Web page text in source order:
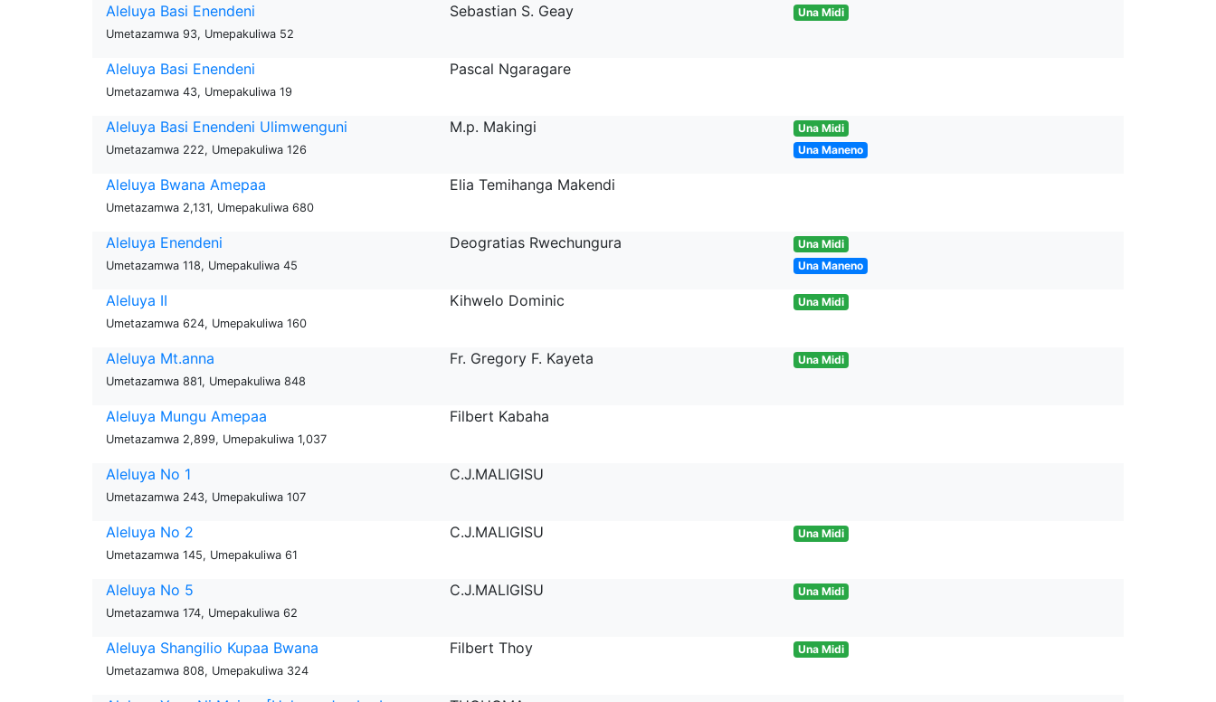
Aleluya Basi Enendeni
Umetazamwa 93, Umepakuliwa 52
Sebastian S. Geay Una Midi
Aleluya Basi Enendeni
Umetazamwa 43, Umepakuliwa 19
Pascal Ngaragare
Aleluya Basi Enendeni Ulimwenguni
Umetazamwa 222, Umepakuliwa 126
M.p. Makingi
Una Midi
Una Maneno
Aleluya Bwana Amepaa
Umetazamwa 2,131, Umepakuliwa 680
Elia Temihanga Makendi
Aleluya Enendeni
Umetazamwa 118, Umepakuliwa 45
Deogratias Rwechungura
Una Midi
Una Maneno
Aleluya II
Umetazamwa 624, Umepakuliwa 160
Kihwelo Dominic Una Midi
Aleluya Mt.anna
Umetazamwa 881, Umepakuliwa 848
Fr. Gregory F. Kayeta Una Midi
Aleluya Mungu Amepaa
Umetazamwa 2,899, Umepakuliwa 1,037
Filbert Kabaha
Aleluya No 1
Umetazamwa 243, Umepakuliwa 107
C.J.MALIGISU
Aleluya No 2
Umetazamwa 145, Umepakuliwa 61
C.J.MALIGISU Una Midi
Aleluya No 5
Umetazamwa 174, Umepakuliwa 62
C.J.MALIGISU Una Midi
Aleluya Shangilio Kupaa Bwana
Umetazamwa 808, Umepakuliwa 324
Filbert Thoy Una Midi